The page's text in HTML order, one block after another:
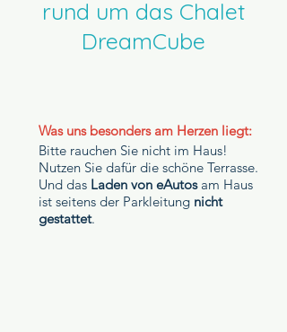
rund um das Chalet
DreamCube
Was uns besonders am Herzen liegt:
Bitte rauchen Sie nicht im Haus!
Nutzen Sie dafür die schöne Terrasse.
Und das Laden von eAutosam Haus
ist seitens der Parkleitung nicht
gestattet.